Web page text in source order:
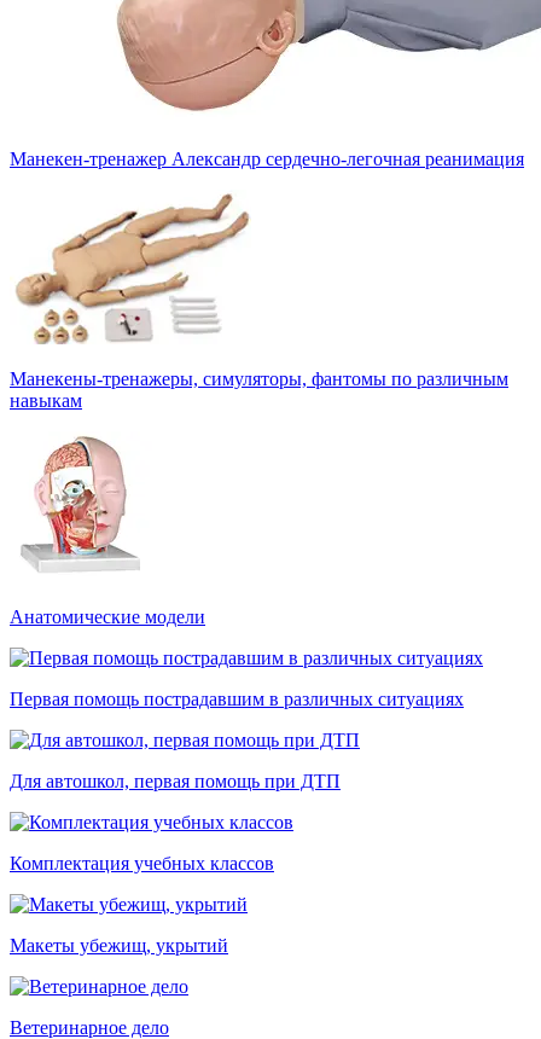
Манекен-тренажер Александр сердечно-легочная реанимация
Манекены-тренажеры, симуляторы, фантомы по различным
навыкам
Анатомические модели
Первая помощь пострадавшим в различных ситуациях
Для автошкол, первая помощь при ДТП
Комплектация учебных классов
Макеты убежищ, укрытий
Ветеринарное дело